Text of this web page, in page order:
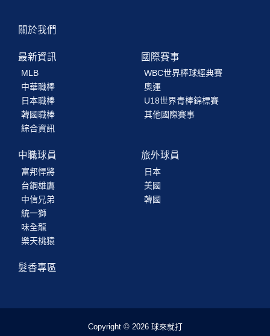
關於我們
最新資訊
MLB
中華職棒
日本職棒
韓國職棒
綜合資訊
國際賽事
WBC世界棒球經典賽
奧運
U18世界青棒錦標賽
其他國際賽事
中職球員
富邦悍將
台鋼雄鷹
中信兄弟
統一獅
味全龍
樂天桃猿
旅外球員
日本
美國
韓國
髮香專區
Copyright © 2026 球來就打